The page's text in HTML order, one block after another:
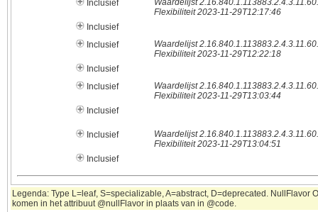
Inclusief
Waardelijst
Flexibiliteit 2023-11-29T12:17:46
Inclusief
Inclusief
Waardelijst
Flexibiliteit 2023-11-29T12:22:18
Inclusief
Inclusief
Waardelijst
Flexibiliteit 2023-11-29T13:03:44
Inclusief
Inclusief
Waardelijst
Flexibiliteit 2023-11-29T13:04:51
Inclusief
Legenda: Type L=leaf, S=specializable, A=abstract, D=deprecated.
komen in het attribuut @nullFlavor in plaats van in @code.